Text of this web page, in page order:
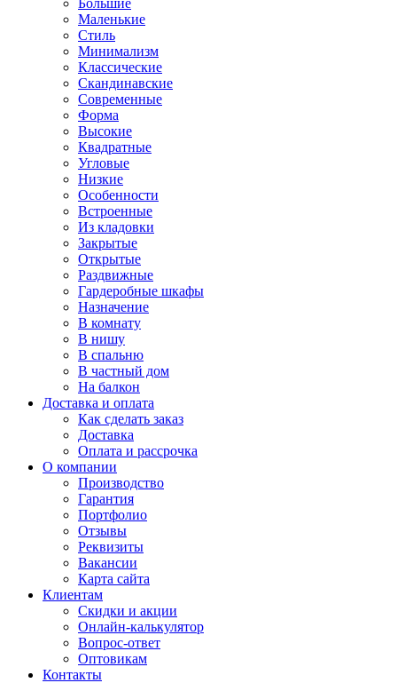
Большие
Маленькие
Стиль
Минимализм
Классические
Скандинавские
Современные
Форма
Высокие
Квадратные
Угловые
Низкие
Особенности
Встроенные
Из кладовки
Закрытые
Открытые
Раздвижные
Гардеробные шкафы
Назначение
В комнату
В нишу
В спальню
В частный дом
На балкон
Доставка и оплата
Как сделать заказ
Доставка
Оплата и рассрочка
О компании
Производство
Гарантия
Портфолио
Отзывы
Реквизиты
Вакансии
Карта сайта
Клиентам
Скидки и акции
Онлайн-калькулятор
Вопрос-ответ
Оптовикам
Контакты